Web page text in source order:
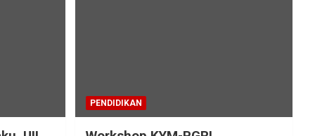
PENDIDIKAN